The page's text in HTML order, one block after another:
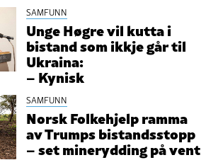
SAMFUNN
Unge Høgre vil kutta i
bistand som ikkje går til
Ukraina:
– Kynisk
SAMFUNN
Norsk Folkehjelp ramma
av Trumps bistandsstopp
– set minerydding på vent